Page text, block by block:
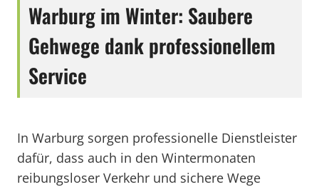
Warburg im Winter: Saubere
Gehwege dank professionellem
Service
In Warburg sorgen professionelle Dienstleister
dafür, dass auch in den Wintermonaten
reibungsloser Verkehr und sichere Wege